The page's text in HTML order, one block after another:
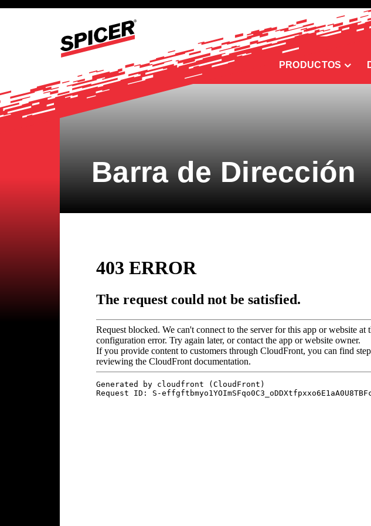
PRODUCTOS
Barra de Dirección